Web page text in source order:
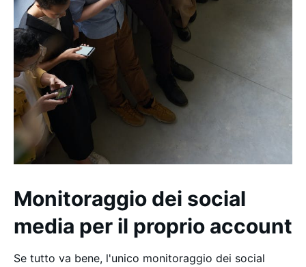
Monitoraggio dei social
media per il proprio account
Se tutto va bene, l'unico monitoraggio dei social